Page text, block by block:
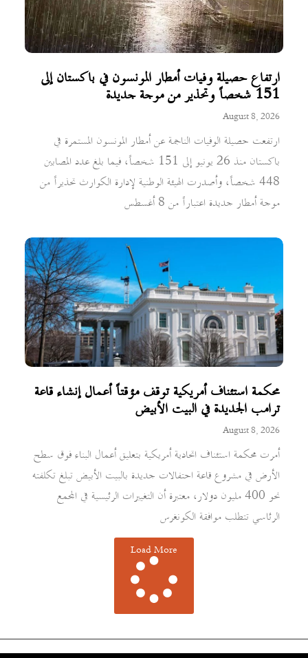
ارتفاع حصيلة وفيات أمطار المونسون في باكستان إلى
151 شخصاً وتحذير من موجة جديدة
August 8, 2026
ارتفعت حصيلة الوفيات الناجمة عن أمطار المونسون المستمرة في
باكستان منذ 26 يونيو إلى 151 شخصاً، فيما بلغ عدد المصابين
448 شخصاً، وأصدرت الهيئة الوطنية لإدارة الكوارث تحذيراً من
موجة أمطار جديدة اعتباراً من 8 أغسطس
محكمة استئناف أمريكية توقف مؤقتاً أعمال إنشاء قاعة
ترامب الجديدة في البيت الأبيض
August 8, 2026
أمرت محكمة استئناف اتحادية أمريكية بتعليق أعمال البناء فوق سطح
الأرض في مشروع قاعة احتفالات جديدة بالبيت الأبيض تبلغ تكلفته
نحو 400 مليون دولار، معتبرة أن التغييرات الرئيسية في المجمع
الرئاسي تتطلب موافقة الكونغرس
Load More